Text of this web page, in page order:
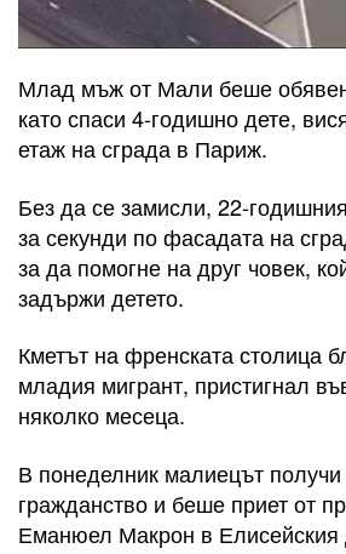
Млад мъж от Мали беше
като спаси 4-годишно дете,
етаж на сграда в Париж.
Без да се замисли, 22-
за секунди по фасадата на
за да помогне на друг човек,
задържи детето.
Кметът на френската столица
младия мигрант, пристигнал
няколко месеца.
В понеделник малиецът
гражданство и беше приет от
Еманюел Макрон в Елисейския